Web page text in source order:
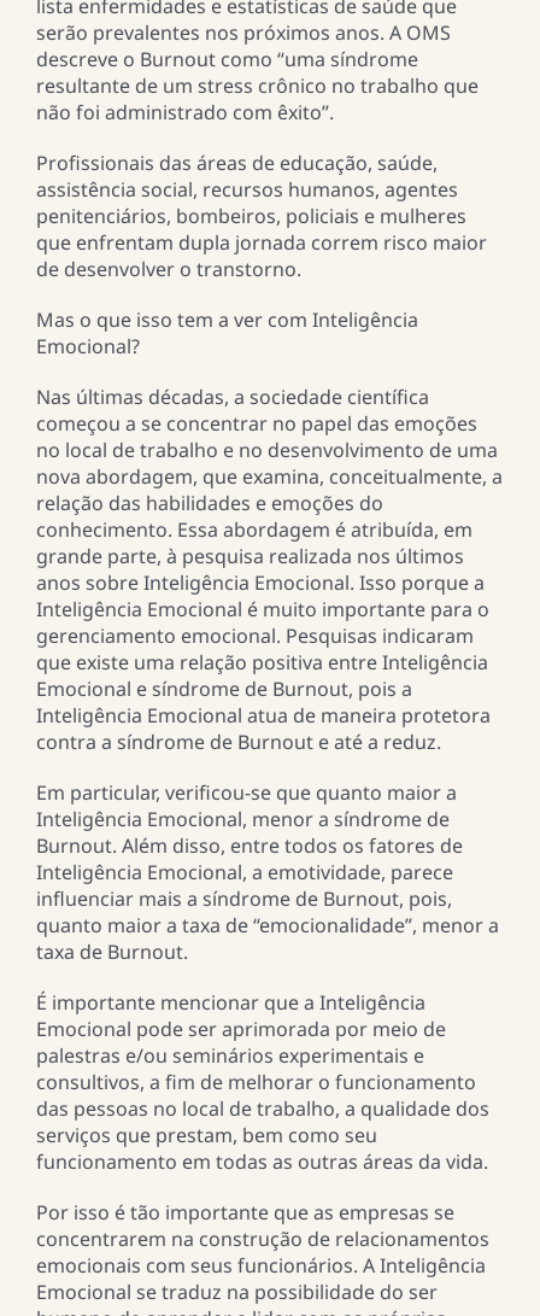
lista enfermidades e estatísticas de saúde que
serão prevalentes nos próximos anos. A OMS
descreve o Burnout como “uma síndrome
resultante de um stress crônico no trabalho que
não foi administrado com êxito”.
Profissionais das áreas de educação, saúde,
assistência social, recursos humanos, agentes
penitenciários, bombeiros, policiais e mulheres
que enfrentam dupla jornada correm risco maior
de desenvolver o transtorno.
Mas o que isso tem a ver com Inteligência
Emocional?
Nas últimas décadas, a sociedade científica
começou a se concentrar no papel das emoções
no local de trabalho e no desenvolvimento de uma
nova abordagem, que examina, conceitualmente, a
relação das habilidades e emoções do
conhecimento. Essa abordagem é atribuída, em
grande parte, à pesquisa realizada nos últimos
anos sobre Inteligência Emocional. Isso porque a
Inteligência Emocional é muito importante para o
gerenciamento emocional. Pesquisas indicaram
que existe uma relação positiva entre Inteligência
Emocional e síndrome de Burnout, pois a
Inteligência Emocional atua de maneira protetora
contra a síndrome de Burnout e até a reduz.
Em particular, verificou-se que quanto maior a
Inteligência Emocional, menor a síndrome de
Burnout. Além disso, entre todos os fatores de
Inteligência Emocional, a emotividade, parece
influenciar mais a síndrome de Burnout, pois,
quanto maior a taxa de “emocionalidade”, menor a
taxa de Burnout.
É importante mencionar que a Inteligência
Emocional pode ser aprimorada por meio de
palestras e/ou seminários experimentais e
consultivos, a fim de melhorar o funcionamento
das pessoas no local de trabalho, a qualidade dos
serviços que prestam, bem como seu
funcionamento em todas as outras áreas da vida.
Por isso é tão importante que as empresas se
concentrarem na construção de relacionamentos
emocionais com seus funcionários. A Inteligência
Emocional se traduz na possibilidade do ser